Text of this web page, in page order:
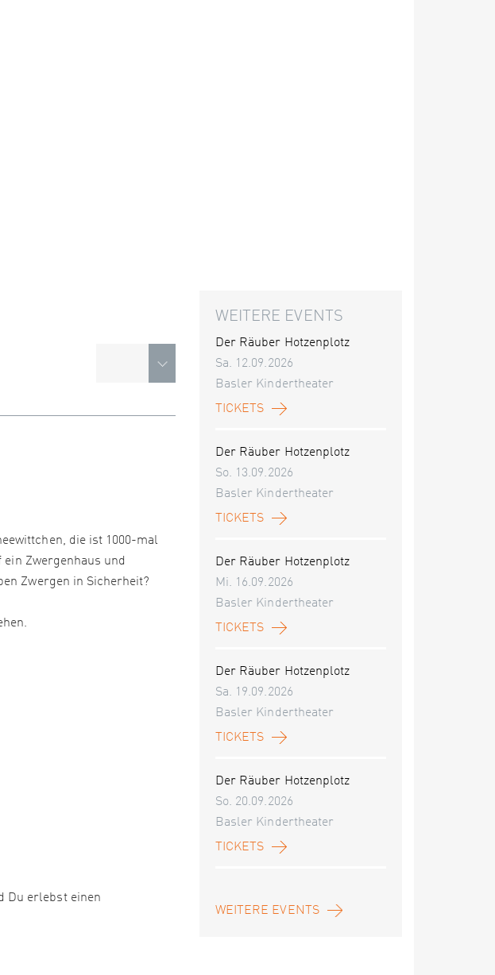
die ist 1000-mal
Zwergenhaus und
Zwergen in Sicherheit?
Du erlebst einen
WEITERE EVENTS
Der Räuber Hotzenplotz
Sa. 12.09.2026
Basler Kindertheater
TICKETS
Der Räuber Hotzenplotz
So. 13.09.2026
Basler Kindertheater
TICKETS
Der Räuber Hotzenplotz
Mi. 16.09.2026
Basler Kindertheater
TICKETS
Der Räuber Hotzenplotz
Sa. 19.09.2026
Basler Kindertheater
TICKETS
Der Räuber Hotzenplotz
So. 20.09.2026
Basler Kindertheater
TICKETS
WEITERE EVENTS